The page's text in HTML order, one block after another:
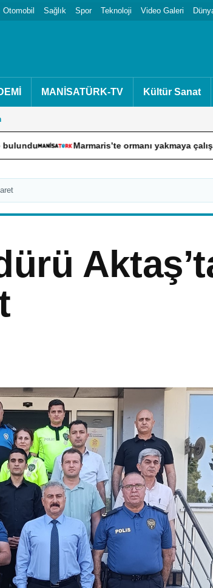
Otomobil Sağlık Spor Teknoloji Video Galeri
MANİSATÜRK-TV Kültür Sanat
Marmaris’te ormanı yakmaya çalışan şüpheli